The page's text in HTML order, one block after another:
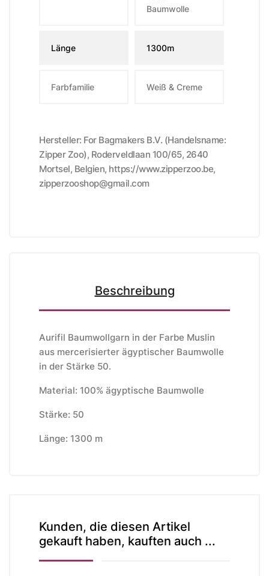
Baumwolle
Länge 1300m
Farbfamilie Weiß & Creme
Hersteller: For Bagmakers B.V. (Handelsname:
Zipper Zoo), Roderveldlaan 100/65, 2640
Mortsel, Belgien, https://www.zipperzoo.be,
zipperzooshop@gmail.com
Beschreibung
Aurifil Baumwollgarn in der Farbe Muslin
aus mercerisierter ägyptischer Baumwolle
in der Stärke 50.
Material: 100% ägyptische Baumwolle
Stärke: 50
Länge: 1300 m
Kunden, die diesen Artikel
gekauft haben, kauften auch ...